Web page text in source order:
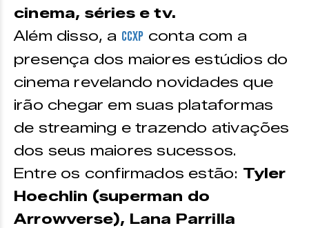
cinema, séries e tv.
Além disso, a CCXP conta com a
presença dos maiores estúdios do
cinema revelando novidades que
irão chegar em suas plataformas
de streaming e trazendo ativações
dos seus maiores sucessos.
Entre os confirmados estão: Tyler
Hoechlin (superman do
Arrowverse), Lana Parrilla